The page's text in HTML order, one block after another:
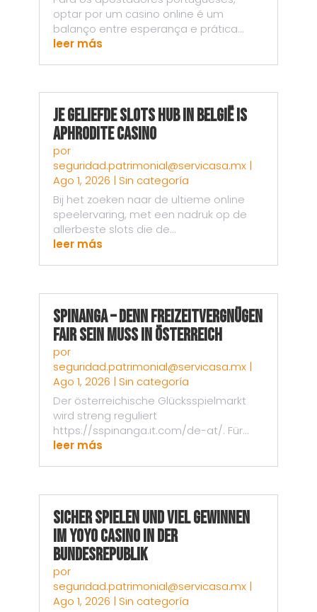
optar por um casino online é um
balanço entre esperança e prática...
leer más
Je Geliefde Slots Hub in België is
Aphrodite Casino
por
seguridad.patrimonial@servicasa.mx|
Ago 1, 2026 | Sin categoría
Bij het zoeken naar de ultieme online
speelervaring, met een nadruk op de
allerbeste slots die de...
leer más
Spinanga – Denn Freizeitvergnügen
fair sein muss in Österreich
por
seguridad.patrimonial@servicasa.mx|
Ago 1, 2026 | Sin categoría
Der österreichische Glücksspielmarkt
wird streng reguliert
https://sspinanga.it.com/de-at/. Für...
leer más
Sicher spielen und viel gewinnen
im Yoyo Casino in der
Bundesrepublik
por
seguridad.patrimonial@servicasa.mx|
Ago 1, 2026 | Sin categoría